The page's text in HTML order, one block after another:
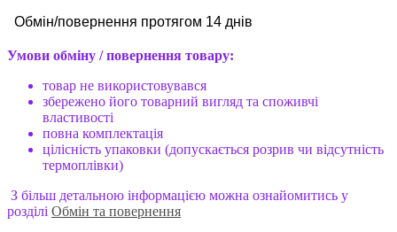
Обмін/повернення протягом 14 днів
Умови обміну / повернення товару:
товар не використовувався
збережено його товарний вигляд та споживчі
властивості
повна комплектація
цілісність упаковки (допускається розрив чи відсутність
термоплівки)
З більш детальною інформацією можна ознайомитись у
розділі Обмін та повернення